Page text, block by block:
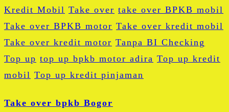
Kredit Mobil Take over take over BPKB mobil
Take over BPKB motor Take over kredit mobil
Take over kredit motor Tanpa BI Checking
Top up top up bpkb motor adira Top up kredit
mobil Top up kredit pinjaman
Take over bpkb Bogor